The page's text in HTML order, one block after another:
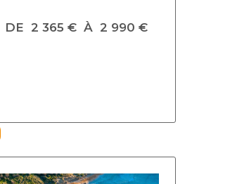
DE 2 365 € À 2 990 €